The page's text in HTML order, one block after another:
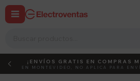

DEBUT ACTIVÁ
¡ENVÍOS GRATIS EN COMPRAS
EN MONTEVIDEO, NO APLICA PARA